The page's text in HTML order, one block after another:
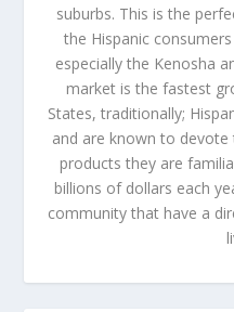
suburbs. This is the
the Hispanic
especially the Kenosha
market is the fastest
States, traditionally;
and are known to
products they are
billions of dollars each
community that have a